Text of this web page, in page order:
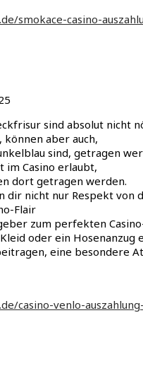
smokace-casino-
sind absolut nicht
können aber auch,
sind, getragen
im Casino erlaubt,
dort getragen werden.
dir nicht nur Respekt von
Flair
zum perfekten
oder ein Hosenanzug
eine besondere
casino-venlo-